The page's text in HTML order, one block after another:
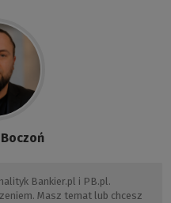
Bankier.pl i PB.pl.
Masz temat lub chcesz